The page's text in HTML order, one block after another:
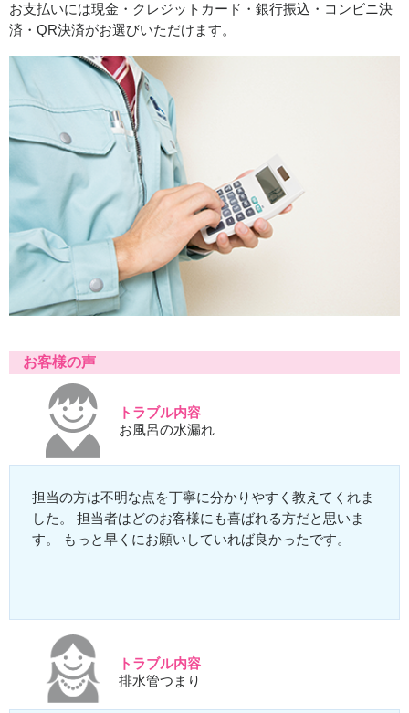
お支払いには現金・クレジットカード・銀行振込・コンビニ決
済・QR決済がお選びいただけます。
お客様の声
トラブル内容
お風呂の水漏れ
担当の方は不明な点を丁寧に分かりやすく教えてくれま
した。 担当者はどのお客様にも喜ばれる方だと思いま
す。 もっと早くにお願いしていれば良かったです。
トラブル内容
排水管つまり